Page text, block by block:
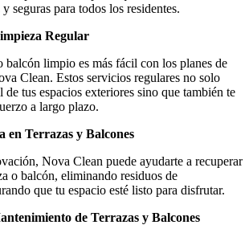
seguras para todos los residentes.
Regular
balcón limpio es más fácil con los planes de
Clean. Estos servicios regulares no solo
tus espacios exteriores sino que también te
a largo plazo.
en Terrazas y Balcones
Nova Clean puede ayudarte a recuperar
o balcón, eliminando residuos de
que tu espacio esté listo para disfrutar.
de Terrazas y Balcones